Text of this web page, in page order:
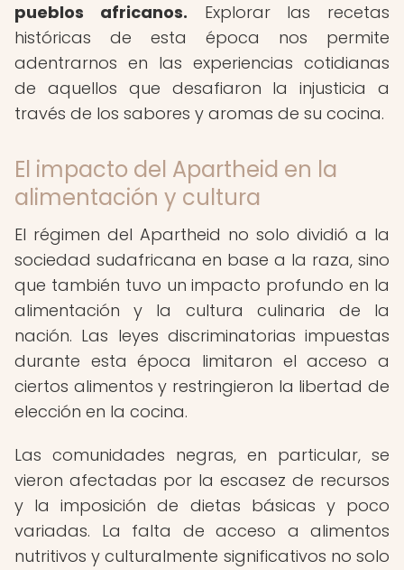
pueblos africanos. Explorar las recetas
históricas de esta época nos permite
adentrarnos en las experiencias cotidianas
de aquellos que desafiaron la injusticia a
través de los sabores y aromas de su cocina.
El impacto del Apartheid en la
alimentación y cultura
El régimen del Apartheid no solo dividió a la
sociedad sudafricana en base a la raza, sino
que también tuvo un impacto profundo en la
alimentación y la cultura culinaria de la
nación. Las leyes discriminatorias impuestas
durante esta época limitaron el acceso a
ciertos alimentos y restringieron la libertad de
elección en la cocina.
Las comunidades negras, en particular, se
vieron afectadas por la escasez de recursos
y la imposición de dietas básicas y poco
variadas. La falta de acceso a alimentos
nutritivos y culturalmente significativos no solo